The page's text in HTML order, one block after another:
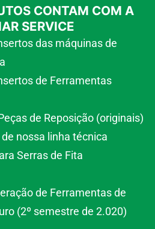
CONTAM COM A
SERVICE
das máquinas de
de Ferramentas
de Reposição (originais)
nossa linha técnica
Serras de Fita
de Ferramentas de
(2º semestre de 2.020)